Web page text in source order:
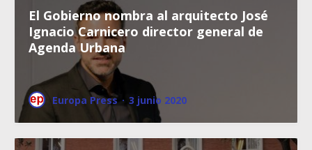
El Gobierno nombra al arquitecto José
Ignacio Carnicero director general de
Agenda Urbana
Europa Press · 3 junio 2020